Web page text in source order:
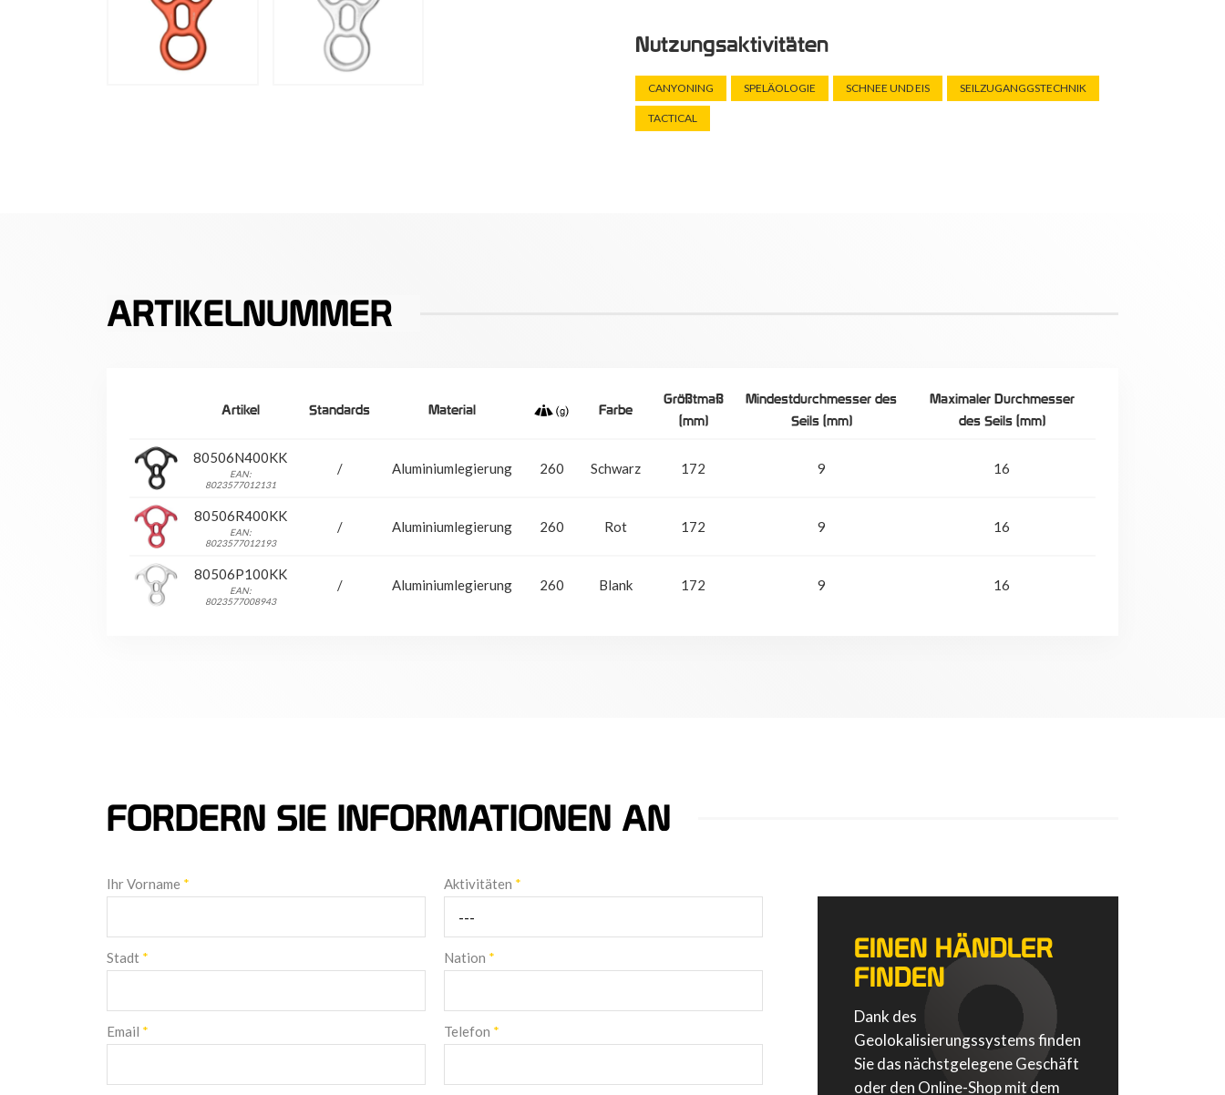
Nutzungsaktivitäten
CANYONING SPELÄOLOGIE SCHNEE UND EIS SEILZUGANGGSTECHNIK
TACTICAL
ARTIKELNUMMER
Artikel Standards Material Farbe
Größtmaß
(mm)
Mindestdurchmesser des
Seils (mm)
Maximaler Durchmesser
des Seils (mm)
80506N400KK
EAN:
8023577012131
/ Aluminiumlegierung 260 Schwarz 172 9 16
80506R400KK
EAN:
8023577012193
/ Aluminiumlegierung 260 Rot 172 9 16
80506P100KK
EAN:
8023577008943
/ Aluminiumlegierung 260 Blank 172 9 16
FORDERN SIE INFORMATIONEN AN
Ihr Vorname * Aktivitäten *
Stadt * Nation *
Email * Telefon *
EINEN HÄNDLER
FINDEN
Dank des
Geolokalisierungssystems finden
Sie das nächstgelegene Geschäft
oder den Online-Shop mit dem